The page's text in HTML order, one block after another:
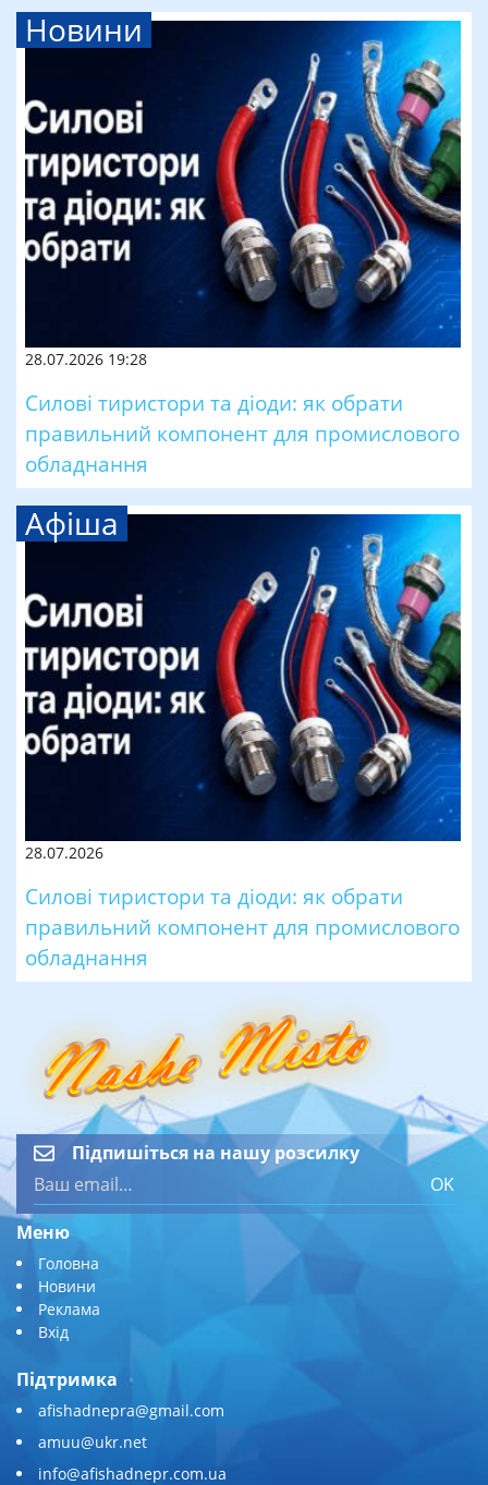
Новини
28.07.2026 19:28
Силові тиристори та діоди: як обрати
правильний компонент для промислового
обладнання
Афіша
28.07.2026
Силові тиристори та діоди: як обрати
правильний компонент для промислового
обладнання
Підпишіться на нашу розсилку
OK
Меню
Головна
Новини
Реклама
Вхід
Підтримка
afishadnepra@gmail.com
amuu@ukr.net
info@afishadnepr.com.ua